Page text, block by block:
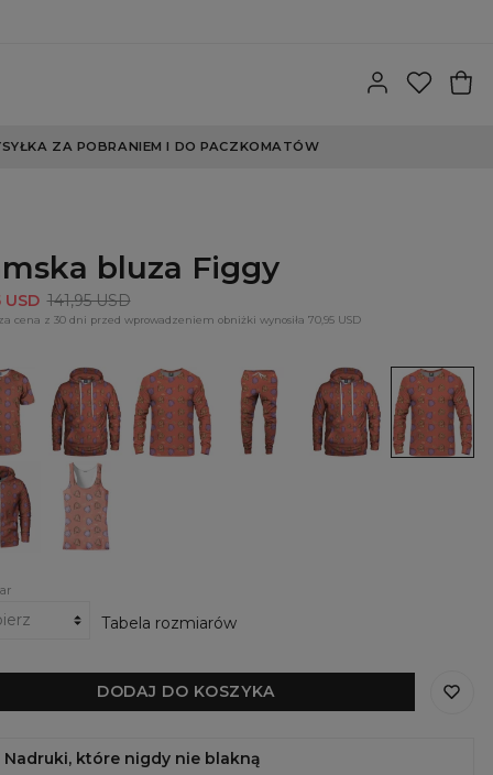
ZA POBRANIEM I DO PACZKOMATÓW
bluza Figgy
USD 141,95 USD
cena z 30 dni przed wprowadzeniem obniżki wynosiła 70,95 USD
Bluza
kapturem
Figgy
Bluza
Figgy
Spodnie
dresowe
Figgy
Damska
bluza
kapturem
Figgy
Damska
bluza
Figgy
Figgy
Tank
Top
Tabela rozmiarów
DODAJ DO KOSZYKA
Nadruki, które nigdy nie blakną